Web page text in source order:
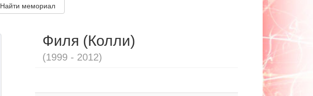
Найти мемориал
Филя (Колли)
(1999 - 2012)